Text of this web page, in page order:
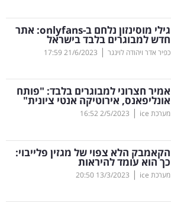
גילי מוסינזון נלחם ב-onlyfans: אתר
חדש למבוגרים בלבד בישראל
כפיר אדר ויהודה לוינגר |
21/6/2023
17:59
אמיר חצרוני למבוגרים בלבד: "פותח
אונליפאנס, אירוטיקה אנטי ציונית"
מערכת ice |
2/5/2023
16:52
הקאמבק הלא צפוי של מגזין פלייבוי:
כך הוא עומד להיראות
מערכת ice |
13/3/2023
20:50